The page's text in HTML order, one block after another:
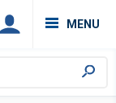
MENU